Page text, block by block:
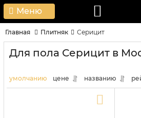
Меню
Главная Плитняк Серицит
Для пола Серицит в
умолчанию цене названию